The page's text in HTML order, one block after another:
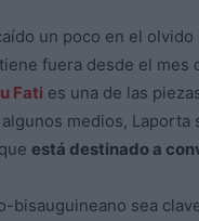
un poco en el olvido
fuera desde el mes
Fati es una de las
medios,
que está destinado a
bisauguineano sea